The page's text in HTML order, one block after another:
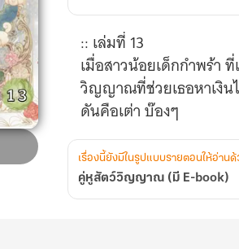
:: เล่มที่ 13
เมื่อสาวน้อยเด็กกำพร้า
วิญญาณที่ช่วยเธอหาเงิน
ดันคือเต่า บ๊องๆ
เรื่องนี้ยังมีในรูปแบบรายตอนให้อ่านด้
คู่หูสัตว์วิญญาณ (มี E-book)